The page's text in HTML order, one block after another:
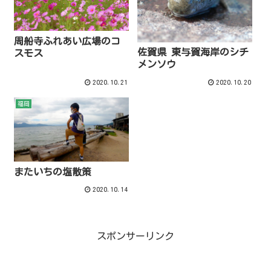
周船寺ふれあい広場のコ
スモス
2020.10.21
佐賀県 東与賀海岸のシチ
メンソウ
2020.10.20
福岡
またいちの塩散策
2020.10.14
スポンサーリンク